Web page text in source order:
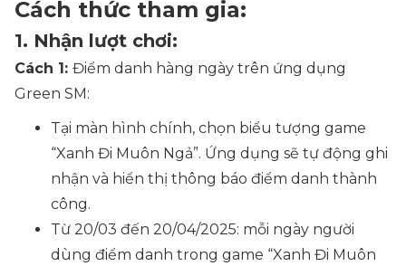
Cách thức tham gia:
1. Nhận lượt chơi:
Cách 1: Điểm danh hàng ngày trên ứng dụng
Green SM:
Tại màn hình chính, chọn biểu tượng game
“Xanh Đi Muôn Ngả”. Ứng dụng sẽ tự động ghi
nhận và hiển thị thông báo điểm danh thành
công.
Từ 20/03 đến 20/04/2025: mỗi ngày người
dùng điểm danh trong game “Xanh Đi Muôn